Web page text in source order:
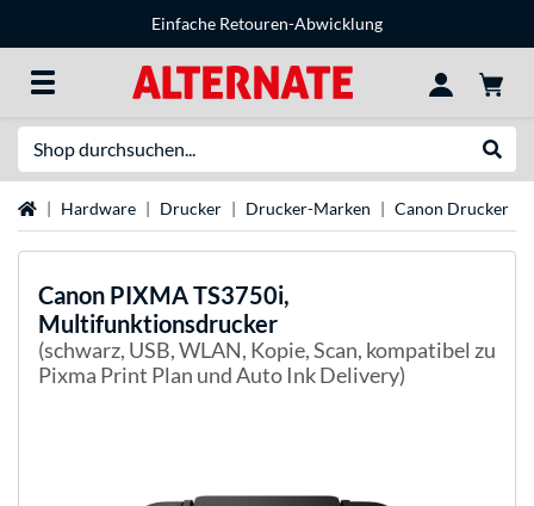
Einfache Retouren-Abwicklung
StartseiteHardware Drucker Drucker-Marken Canon Drucker
Canon PIXMA TS3750i,
Multifunktionsdrucker
(schwarz, USB, WLAN, Kopie, Scan, kompatibel zu
Pixma Print Plan und Auto Ink Delivery)